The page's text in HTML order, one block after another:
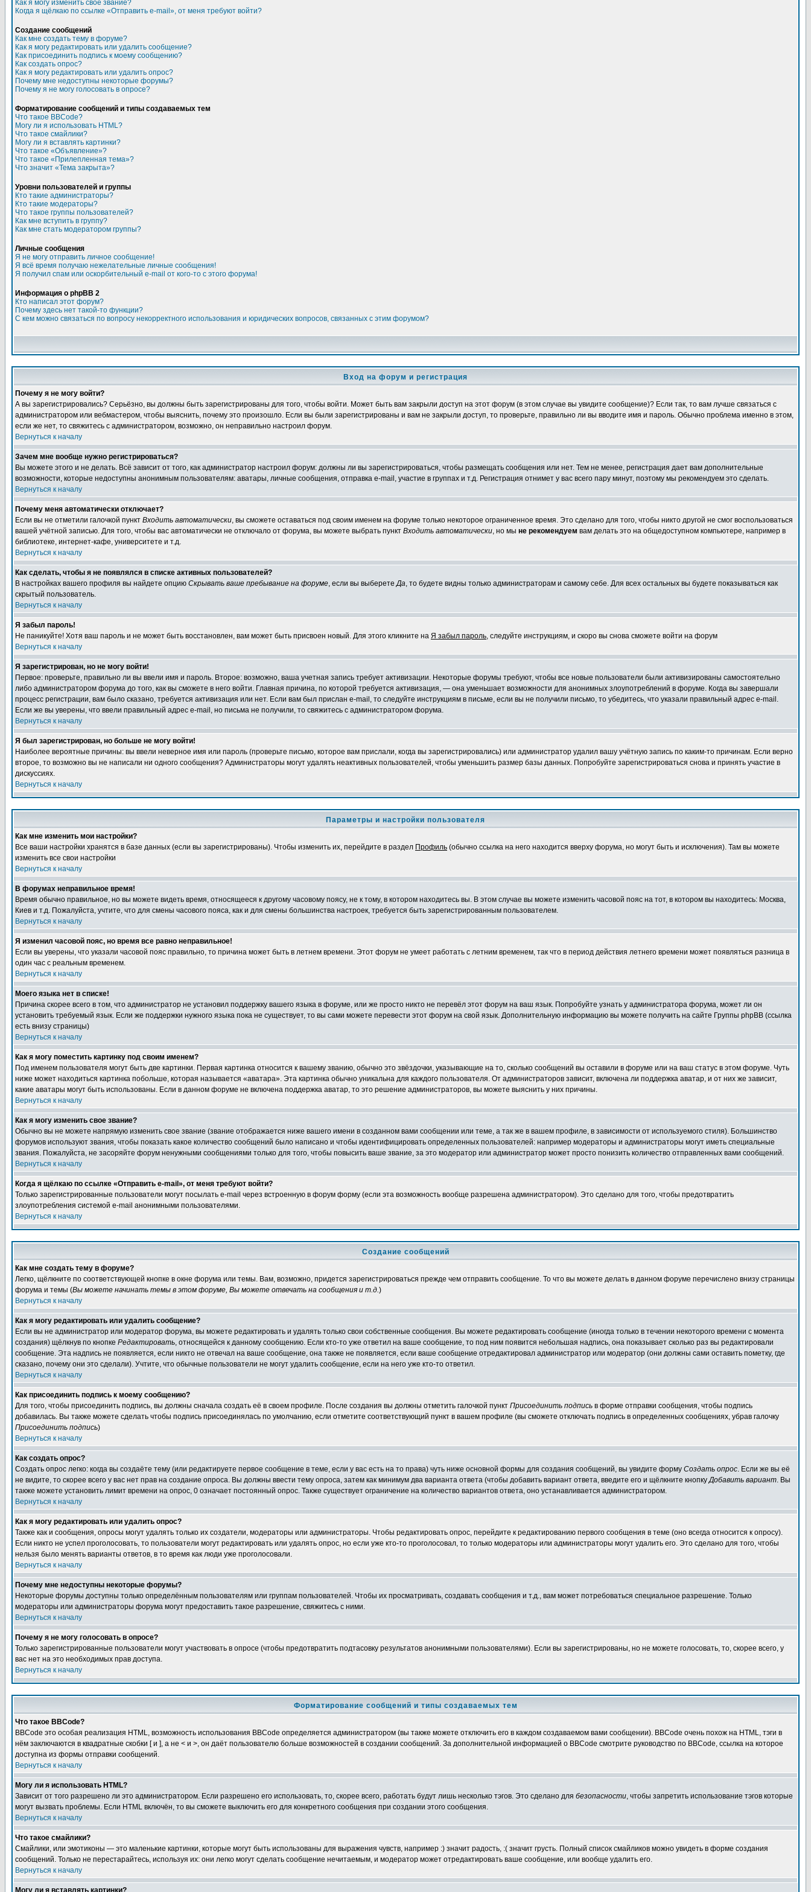
Как я могу изменить свое звание?
Когда я щёлкаю по ссылке «Отправить e-mail», от меня требуют войти?
Создание сообщений
Как мне создать тему в форуме?
Как я могу редактировать или удалить сообщение?
Как присоединить подпись к моему сообщению?
Как создать опрос?
Как я могу редактировать или удалить опрос?
Почему мне недоступны некоторые форумы?
Почему я не могу голосовать в опросе?
Форматирование сообщений и типы создаваемых тем
Что такое BBCode?
Могу ли я использовать HTML?
Что такое смайлики?
Могу ли я вставлять картинки?
Что такое «Объявление»?
Что такое «Прилепленная тема»?
Что значит «Тема закрыта»?
Уровни пользователей и группы
Кто такие администраторы?
Кто такие модераторы?
Что такое группы пользователей?
Как мне вступить в группу?
Как мне стать модератором группы?
Личные сообщения
Я не могу отправить личное сообщение!
Я всё время получаю нежелательные личные сообщения!
Я получил спам или оскорбительный e-mail от кого-то с этого форума!
Информация о phpBB 2
Кто написал этот форум?
Почему здесь нет такой-то функции?
С кем можно связаться по вопросу некорректного использования и юридических вопросов, связанных с этим форумом?
Вход на форум и регистрация
Почему я не могу войти?
А вы зарегистрировались? Серьёзно, вы должны быть зарегистрированы для того, чтобы войти. Может быть вам закрыли доступ на этот форум (в этом случае вы увидите сообщение)? Если так, то вам лучше связаться с
администратором или вебмастером, чтобы выяснить, почему это произошло. Если вы были зарегистрированы и вам не закрыли доступ, то проверьте, правильно ли вы вводите имя и пароль. Обычно проблема именно в этом,
если же нет, то свяжитесь с администратором, возможно, он неправильно настроил форум.
Вернуться к началу
Зачем мне вообще нужно регистрироваться?
Вы можете этого и не делать. Всё зависит от того, как администратор настроил форум: должны ли вы зарегистрироваться, чтобы размещать сообщения или нет. Тем не менее, регистрация дает вам дополнительные
возможности, которые недоступны анонимным пользователям: аватары, личные сообщения, отправка e-mail, участие в группах и т.д. Регистрация отнимет у вас всего пару минут, поэтому мы рекомендуем это сделать.
Вернуться к началу
Почему меня автоматически отключает?
Если вы не отметили галочкой пункт Входить автоматически, вы сможете оставаться под своим именем на форуме только некоторое ограниченное время. Это сделано для того, чтобы никто другой не смог воспользоваться
вашей учётной записью. Для того, чтобы вас автоматически не отключало от форума, вы можете выбрать пункт Входить автоматически, но мы не рекомендуем вам делать это на общедоступном компьютере, например в
библиотеке, интернет-кафе, университете и т.д.
Вернуться к началу
Как сделать, чтобы я не появлялся в списке активных пользователей?
В настройках вашего профиля вы найдете опцию Скрывать ваше пребывание на форуме, если вы выберетеДа, то будете видны только администраторам и самому себе. Для всех остальных вы будете показываться как
скрытый пользователь.
Вернуться к началу
Я забыл пароль!
Не паникуйте! Хотя ваш пароль и не может быть восстановлен, вам может быть присвоен новый. Для этого кликните на Я забыл пароль, следуйте инструкциям, и скоро вы снова сможете войти на форум
Вернуться к началу
Я зарегистрирован, но не могу войти!
Первое: проверьте, правильно ли вы ввели имя и пароль. Второе: возможно, ваша учетная запись требует активизации. Некоторые форумы требуют, чтобы все новые пользователи были активизированы самостоятельно
либо администратором форума до того, как вы сможете в него войти. Главная причина, по которой требуется активизация, — она уменьшает возможности для анонимных злоупотреблений в форуме. Когда вы завершали
процесс регистрации, вам было сказано, требуется активизация или нет. Если вам был прислан e-mail, то следуйте инструкциям в письме, если вы не получили письмо, то убедитесь, что указали правильный адрес e-mail.
Если же вы уверены, что ввели правильный адрес e-mail, но письма не получили, то свяжитесь с администратором форума.
Вернуться к началу
Я был зарегистрирован, но больше не могу войти!
Наиболее вероятные причины: вы ввели неверное имя или пароль (проверьте письмо, которое вам прислали, когда вы зарегистрировались) или администратор удалил вашу учётную запись по каким-то причинам. Если верно
второе, то возможно вы не написали ни одного сообщения? Администраторы могут удалять неактивных пользователей, чтобы уменьшить размер базы данных. Попробуйте зарегистрироваться снова и принять участие в
дискуссиях.
Вернуться к началу
Параметры и настройки пользователя
Как мне изменить мои настройки?
Все ваши настройки хранятся в базе данных (если вы зарегистрированы). Чтобы изменить их, перейдите в раздел Профиль (обычно ссылка на него находится вверху форума, но могут быть и исключения). Там вы можете
изменить все свои настройки
Вернуться к началу
В форумах неправильное время!
Время обычно правильное, но вы можете видеть время, относящееся к другому часовому поясу, не к тому, в котором находитесь вы. В этом случае вы можете изменить часовой пояс на тот, в котором вы находитесь: Москва,
Киев и т.д. Пожалуйста, учтите, что для смены часового пояса, как и для смены большинства настроек, требуется быть зарегистрированным пользователем.
Вернуться к началу
Я изменил часовой пояс, но время все равно неправильное!
Если вы уверены, что указали часовой пояс правильно, то причина может быть в летнем времени. Этот форум не умеет работать с летним временем, так что в период действия летнего времени может появляться разница в
один час с реальным временем.
Вернуться к началу
Моего языка нет в списке!
Причина скорее всего в том, что администратор не установил поддержку вашего языка в форуме, или же просто никто не перевёл этот форум на ваш язык. Попробуйте узнать у администратора форума, может ли он
установить требуемый язык. Если же поддержки нужного языка пока не существует, то вы сами можете перевести этот форум на свой язык. Дополнительную информацию вы можете получить на сайте Группы phpBB (ссылка
есть внизу страницы)
Вернуться к началу
Как я могу поместить картинку под своим именем?
Под именем пользователя могут быть две картинки. Первая картинка относится к вашему званию, обычно это звёздочки, указывающие на то, сколько сообщений вы оставили в форуме или на ваш статус в этом форуме. Чуть
ниже может находиться картинка побольше, которая называется «аватара». Эта картинка обычно уникальна для каждого пользователя. От администраторов зависит, включена ли поддержка аватар, и от них же зависит,
какие аватары могут быть использованы. Если в данном форуме не включена поддержка аватар, то это решение администраторов, вы можете выяснить у них причины.
Вернуться к началу
Как я могу изменить свое звание?
Обычно вы не можете напрямую изменить свое звание (звание отображается ниже вашего имени в созданном вами сообщении или теме, а так же в вашем профиле, в зависимости от используемого стиля). Большинство
форумов используют звания, чтобы показать какое количество сообщений было написано и чтобы идентифицировать определенных пользователей: например модераторы и администраторы могут иметь специальные
звания. Пожалуйста, не засоряйте форум ненужными сообщениями только для того, чтобы повысить ваше звание, за это модератор или администратор может просто понизить количество отправленных вами сообщений.
Вернуться к началу
Когда я щёлкаю по ссылке «Отправить e-mail», от меня требуют войти?
Только зарегистрированные пользователи могут посылать e-mail через встроенную в форум форму (если эта возможность вообще разрешена администратором). Это сделано для того, чтобы предотвратить
злоупотребления системой e-mail анонимными пользователями.
Вернуться к началу
Создание сообщений
Как мне создать тему в форуме?
Легко, щёлкните по соответствующей кнопке в окне форума или темы. Вам, возможно, придется зарегистрироваться прежде чем отправить сообщение. То что вы можете делать в данном форуме перечислено внизу страницы
форума и темы (Вы можете начинать темы в этом форуме, Вы можете отвечать на сообщения и т.д.)
Вернуться к началу
Как я могу редактировать или удалить сообщение?
Если вы не администратор или модератор форума, вы можете редактировать и удалять только свои собственные сообщения. Вы можете редактировать сообщение (иногда только в течении некоторого времени с момента
создания) щёлкнув по кнопке Редактировать, относящейся к данному сообщению. Если кто-то уже ответил на ваше сообщение, то под ним появится небольшая надпись, она показывает сколько раз вы редактировали
сообщение. Эта надпись не появляется, если никто не отвечал на ваше сообщение, она также не появляется, если ваше сообщение отредактировал администратор или модератор (они должны сами оставить пометку, где
сказано, почему они это сделали). Учтите, что обычные пользователи не могут удалить сообщение, если на него уже кто-то ответил.
Вернуться к началу
Как присоединить подпись к моему сообщению?
Для того, чтобы присоединить подпись, вы должны сначала создать её в своем профиле. После создания вы должны отметить галочкой пункт Присоединить подпись в форме отправки сообщения, чтобы подпись
добавилась. Вы также можете сделать чтобы подпись присоединялась по умолчанию, если отметите соответствующий пункт в вашем профиле (вы сможете отключать подпись в определенных сообщениях, убрав галочку
Присоединить подпись)
Вернуться к началу
Как создать опрос?
Создать опрос легко: когда вы создаёте тему (или редактируете первое сообщение в теме, если у вас есть на то права) чуть ниже основной формы для создания сообщений, вы увидите форму Создать опрос. Если же вы её
не видите, то скорее всего у вас нет прав на создание опроса. Вы должны ввести тему опроса, затем как минимум два варианта ответа (чтобы добавить вариант ответа, введите его и щёлкните кнопкуДобавить вариант. Вы
также можете установить лимит времени на опрос, 0 означает постоянный опрос. Также существует ограничение на количество вариантов ответа, оно устанавливается администратором.
Вернуться к началу
Как я могу редактировать или удалить опрос?
Также как и сообщения, опросы могут удалять только их создатели, модераторы или администраторы. Чтобы редактировать опрос, перейдите к редактированию первого сообщения в теме (оно всегда относится к опросу).
Если никто не успел проголосовать, то пользователи могут редактировать или удалять опрос, но если уже кто-то проголосовал, то только модераторы или администраторы могут удалить его. Это сделано для того, чтобы
нельзя было менять варианты ответов, в то время как люди уже проголосовали.
Вернуться к началу
Почему мне недоступны некоторые форумы?
Некоторые форумы доступны только определённым пользователям или группам пользователей. Чтобы их просматривать, создавать сообщения и т.д., вам может потребоваться специальное разрешение. Только
модераторы или администраторы форума могут предоставить такое разрешение, свяжитесь с ними.
Вернуться к началу
Почему я не могу голосовать в опросе?
Только зарегистрированные пользователи могут участвовать в опросе (чтобы предотвратить подтасовку результатов анонимными пользователями). Если вы зарегистрированы, но не можете голосовать, то, скорее всего, у
вас нет на это необходимых прав доступа.
Вернуться к началу
Форматирование сообщений и типы создаваемых тем
Что такое BBCode?
BBCode это особая реализация HTML, возможность использования BBCode определяется администратором (вы также можете отключить его в каждом создаваемом вами сообщении). BBCode очень похож на HTML, тэги в
нём заключаются в квадратные скобки [ и ], а не < и >, он даёт пользователю больше возможностей в создании сообщений. За дополнительной информацией о BBCode смотрите руководство по BBCode, ссылка на которое
доступна из формы отправки сообщений.
Вернуться к началу
Могу ли я использовать HTML?
Зависит от того разрешено ли это администратором. Если разрешено его использовать, то, скорее всего, работать будут лишь несколько тэгов. Это сделано для безопасности, чтобы запретить использование тэгов которые
могут вызвать проблемы. Если HTML включён, то вы сможете выключить его для конкретного сообщения при создании этого сообщения.
Вернуться к началу
Что такое смайлики?
Смайлики, или эмотиконы — это маленькие картинки, которые могут быть использованы для выражения чувств, например :) значит радость, :( значит грусть. Полный список смайликов можно увидеть в форме создания
сообщений. Только не перестарайтесь, используя их: они легко могут сделать сообщение нечитаемым, и модератор может отредактировать ваше сообщение, или вообще удалить его.
Вернуться к началу
Могу ли я вставлять картинки?